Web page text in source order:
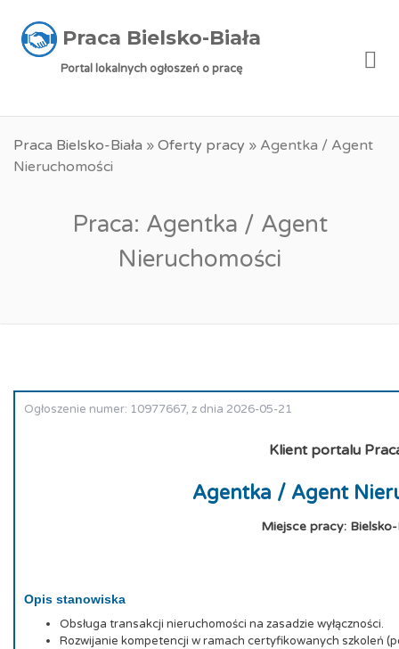
Praca Bielsko-Biała
Portal lokalnych ogłoszeń o pracę
Praca Bielsko-Biała » Oferty pracy » Agentka / Agent
Nieruchomości
Praca: Agentka / Agent
Nieruchomości
Ogłoszenie numer: 10977667, z dnia 2026-05-21
Klient portalu
Agentka / Agent
Miejsce pracy: Bielsko-
Opis stanowiska
Obsługa transakcji nieruchomości na zasadzie wyłączności.
Rozwijanie kompetencji w ramach certyfikowanych szkoleń